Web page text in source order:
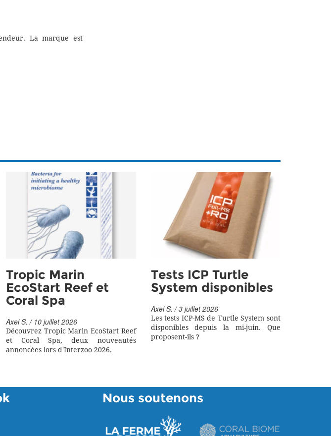
La marque est
Tropic Marin
EcoStart Reef et
Coral Spa
Axel S. / 10 juillet 2026
Découvrez Tropic Marin EcoStart Reef
et Coral Spa, deux nouveautés
annoncées lors d'Interzoo 2026.
Tests ICP Turtle
System disponibles
Axel S. / 3 juillet 2026
Les tests ICP-MS de Turtle System sont
disponibles depuis la mi-juin. Que
proposent-ils ?
Nous soutenons